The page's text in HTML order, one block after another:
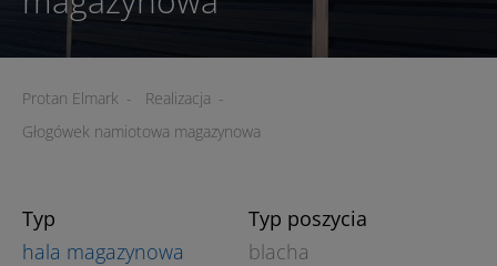
Protan Elmark - Realizacja -
Głogówek namiotowa magazynowa
Typ
hala magazynowa
Typ poszycia
blacha